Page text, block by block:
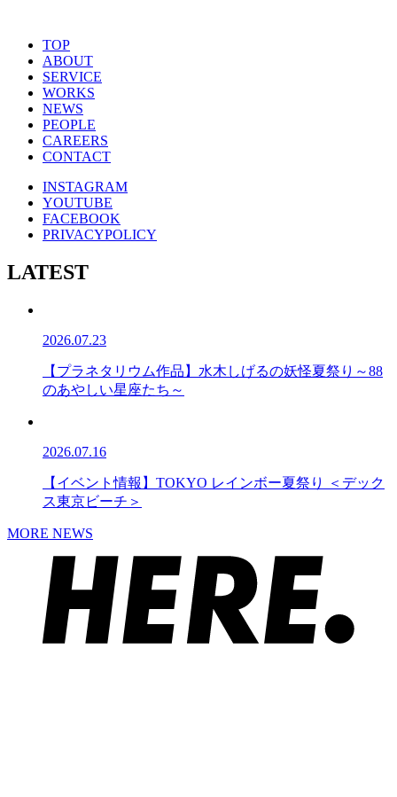
TOP
ABOUT
SERVICE
WORKS
NEWS
PEOPLE
CAREERS
CONTACT
INSTAGRAM
YOUTUBE
FACEBOOK
PRIVACYPOLICY
LATEST
2026.07.23
【プラネタリウム作品】水木しげるの妖怪夏祭り～88
のあやしい星座たち～
2026.07.16
【イベント情報】TOKYO レインボー夏祭り ＜デック
ス東京ビーチ＞
MORE NEWS